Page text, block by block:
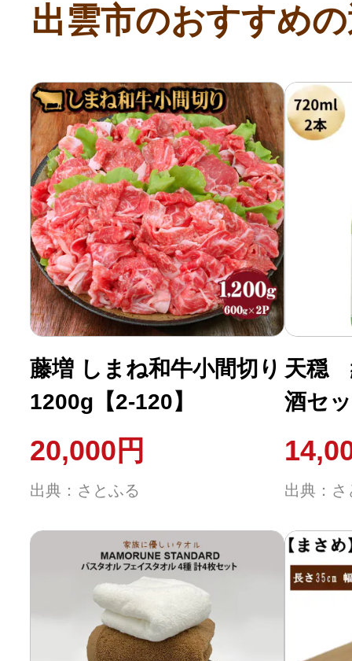
出雲市のおすすめ
藤増 しまね和牛小間切り
1200g【2-120】
20,000円
出典：さとふる
天穏
酒セ
出典：さ